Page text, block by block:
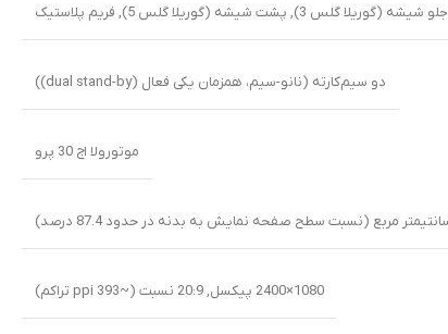
جلو شیشه (گوریلا گلس 3), پشت شیشه (گوریلا گلس 5), فریم پلاستیک
دو سیم‌کارته (نانو-سیم، همزمان یکی فعال (dual stand-by))
موتورولا اج 30 پرو
1080×2400 پیکسل, 20:9 نسبت (~393 ppi تراکم)